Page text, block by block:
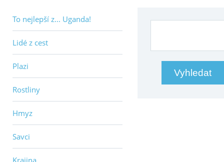
To nejlepší z... Uganda!
Lidé z cest
Plazi
Rostliny
Hmyz
Savci
Krajina